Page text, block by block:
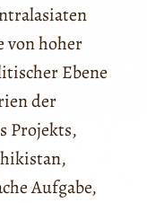
von hoher
Ebene
der
Projekts,
Aufgabe,